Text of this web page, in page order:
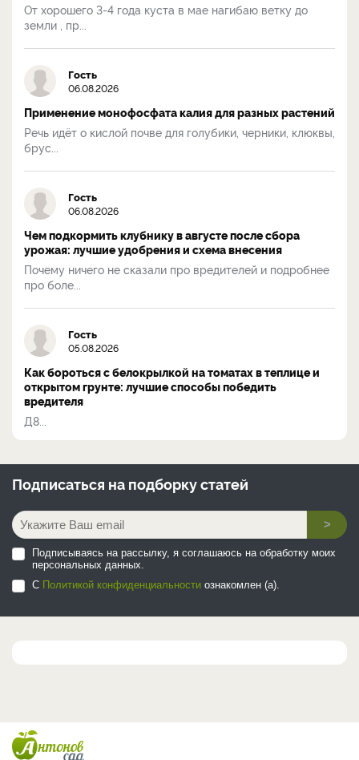
От хорошего 3-4 года куста в мае нагибаю ветку до
земли , пр...
Гость
06.08.2026
Применение монофосфата калия для разных растений
Речь идёт о кислой почве для голубики, черники, клюквы,
брус...
Гость
06.08.2026
Чем подкормить клубнику в августе после сбора
урожая: лучшие удобрения и схема внесения
Почему ничего не сказали про вредителей и подробнее
про боле...
Гость
05.08.2026
Как бороться с белокрылкой на томатах в теплице и
открытом грунте: лучшие способы победить
вредителя
Д8...
Подписаться на подборку статей
>
Подписываясь на рассылку, я соглашаюсь на обработку моих
персональных данных.
С Политикой конфиденциальности ознакомлен (а).